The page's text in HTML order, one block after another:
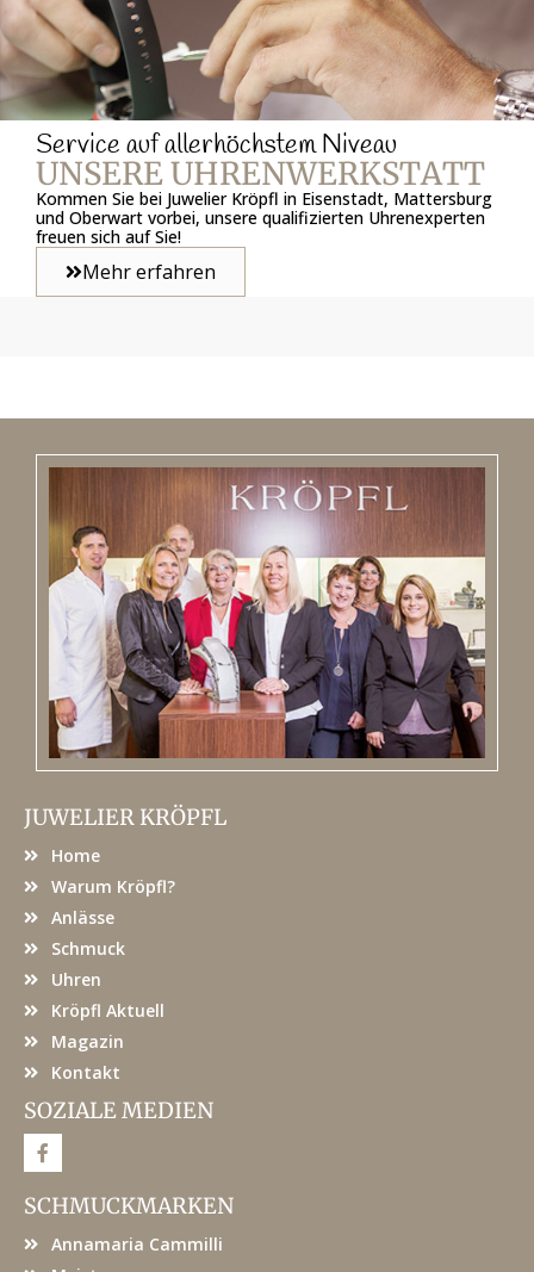
Service auf allerhöchstem Niveau
UNSERE UHRENWERKSTATT
Kommen Sie bei Juwelier Kröpfl in Eisenstadt, Mattersburg
und Oberwart vorbei, unsere qualifizierten Uhrenexperten
freuen sich auf Sie!
Mehr erfahren
JUWELIER KRÖPFL
Home
Warum Kröpfl?
Anlässe
Schmuck
Uhren
Kröpfl Aktuell
Magazin
Kontakt
SOZIALE MEDIEN
F
a
e
b
o
SCHMUCKMARKEN
Annamaria Cammilli